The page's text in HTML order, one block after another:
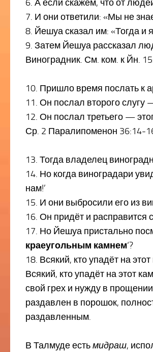
6. А если скажем, что от
7. И они ответили: «Мы не
8. Йешуа сказал им: «Тогда и
9. Затем Йешуа рассказал
Виноградник. См. ком. к Йн.
10. Пришло время послать к
11. Он послал второго слугу
12. Он послал третьего —
Ср. 2 Паралипоменон 36:14-
13. Тогда владелец
14. Но когда виноградари
нам!’
15. И они выбросили его из
16. Он придёт и расправится
17. Но Йешуа пристально
краеугольным камнем‘?
18. Всякий, кто упадёт на
Всякий, кто упадёт на этот
свой грех и нужду в прощении
раздавлен в порошок,
раздавленным.
В Талмуде естьмидраш,